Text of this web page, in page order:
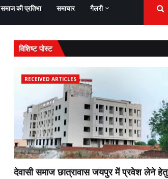
समाज की प्रतिभा समाचार गैलरी
विशिष्ट पोस्ट
RECEIVED ARTICLES
देवासी समाज छात्रावास जयपुर में प्रवेश लेने हेतु